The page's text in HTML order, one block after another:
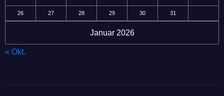
Januar 2026
26 27 28 29 30 31
« Okt.